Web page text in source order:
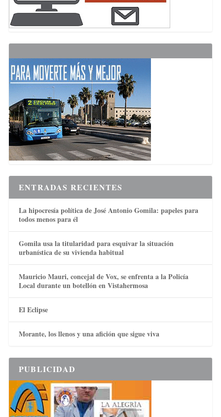
ENTRADAS RECIENTES
La hipocresía política de José Antonio Gomila: papeles para
todos menos para él
Gomila usa la titularidad para esquivar la situación
urbanística de su vivienda habitual
Mauricio Mauri, concejal de Vox, se enfrenta a la Policía
Local durante un botellón en Vistahermosa
El Eclipse
Morante, los llenos y una afición que sigue viva
PUBLICIDAD